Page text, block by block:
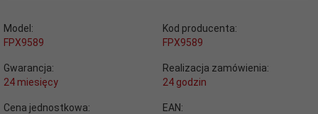
Model:
FPX9589
Kod producenta:
FPX9589
Gwarancja:
24 miesięcy
Realizacja zamówienia:
24 godzin
Cena jednostkowa:
EAN: